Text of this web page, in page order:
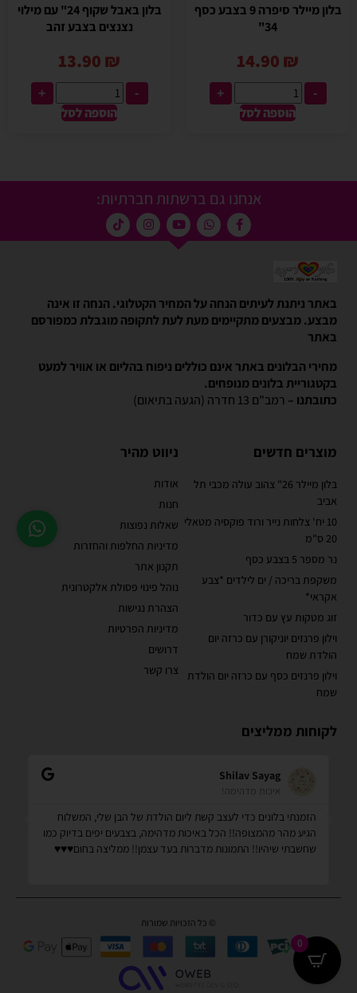
בלון מיילר סיפרה 9 בצבע כסף
34"
14.90 ₪
-
+
הוספה לסל
בלון באבל שקוף 24" עם מילוי
נצנצים בצבע זהב
13.90 ₪
-
+
הוספה לסל
אנחנו גם ברשתות חברתיות:
באתר ניתנת לעיתים הנחה על המחיר הקטלוגי. הנחה זו אינה
מבצע. מבצעים מתקיימים מעת לעת לתקופה מוגבלת כמפורסם
באתר
מחירי הבלונים באתר אינם כוללים ניפוח בהליום או אוויר למעט
בקטגוריית בלונים מנופחים.
כתובתנו – רמב"ם 13 חדרה (הגעה בתיאום)
מוצרים חדשים
בלון מיילר 26" צהוב עולה מכבי תל
אביב
10 יח' צלחות נייר ורוד פוקסיה מטאלי
20 ס"מ
נר מספר 5 בצבע כסף
משקפת בריכה / ים לילדים *צבע
אקראי*
זוג מטקות עץ עם כדור
וילון פרנזים יוניקורן עם כרזה יום
הולדת שמח
וילון פרנזים כסף עם כרזה יום הולדת
שמח
ניווט מהיר
אודות
חנות
שאלות נפוצות
מדיניות החלפות והחזרות
תקנון אתר
נוהל פינוי פסולת אלקטרונית
הצהרת נגישות
מדיניות הפרטיות
דרושים
צרו קשר
לקוחות ממליצים
Shilav Sayag
איכות מדהימה!
הזמנתי בלונים כדי לעצב קשת ליום הולדת של הבן שלי, המשלוח
הגיע מהר מהמצופה!! הכל באיכות מדהימה, בצבעים יפים בדיוק כמו
שחשבתי שיהיו!! התמונות מדברות בעד עצמן!! ממליצה בחום♥️♥️♥️
© כל הזכויות שמורות
0